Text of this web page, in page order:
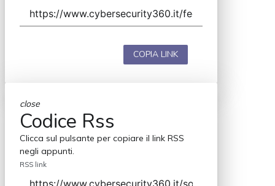
COPIA LINK
close
Codice Rss
Clicca sul pulsante per copiare il link RSS
negli appunti.
RSS link